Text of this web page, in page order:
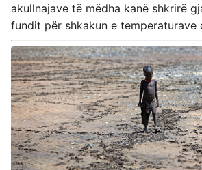
akullnajave të mëdha kanë shkrirë
fundit për shkakun e temperaturave